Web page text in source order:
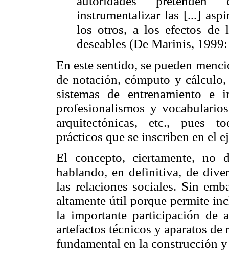
instrumentalizar las [...]
los otros, a los efectos de
deseables (De Marinis,
En este sentido, se pueden
de notación, cómputo y
sistemas de entrenamiento e
profesionalismos y
arquitectónicas, etc., pues
prácticos que se inscriben en el
El concepto, ciertamente, no
hablando, en definitiva, de
las relaciones sociales. Sin
altamente útil porque permite
la importante participación de
artefactos técnicos y aparatos
fundamental en la construcción